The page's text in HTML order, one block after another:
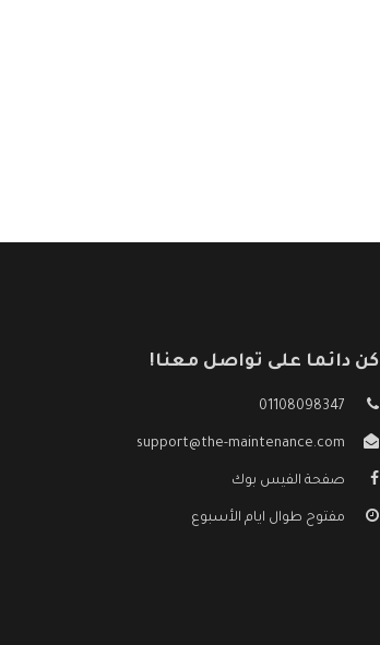
كن دائما على تواصل معنا!
01108098347
support@the-maintenance.com
صفحة الفيس بوك
مفتوح طوال ايام الأسبوع